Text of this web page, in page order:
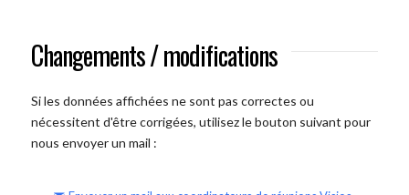
Changements / modifications
Si les données affichées ne sont pas correctes ou
nécessitent d'être corrigées, utilisez le bouton suivant pour
nous envoyer un mail :